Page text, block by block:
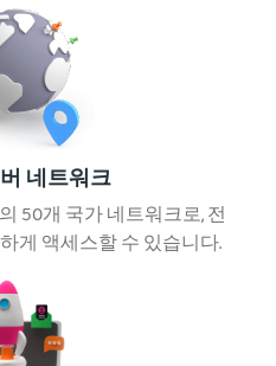
네트워크
50개 국가 네트워크로, 전
게 액세스할 수 있습니다.